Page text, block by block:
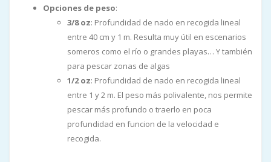
Opciones de peso:
3/8 oz: Profundidad de nado en recogida lineal
entre 40 cm y 1 m. Resulta muy útil en escenarios
someros como el río o grandes playas… Y también
para pescar zonas de algas
1/2 oz: Profundidad de nado en recogida lineal
entre 1 y 2 m. El peso más polivalente, nos permite
pescar más profundo o traerlo en poca
profundidad en funcion de la velocidad e
recogida.